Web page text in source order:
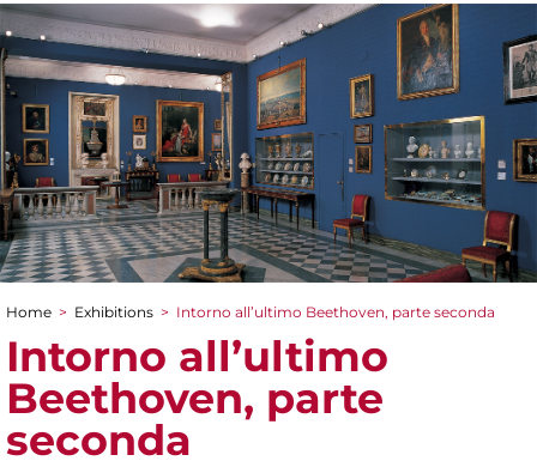
You are here
Home > Exhibitions > Intorno all’ultimo Beethoven, parte seconda
Intorno all’ultimo
Beethoven, parte
seconda